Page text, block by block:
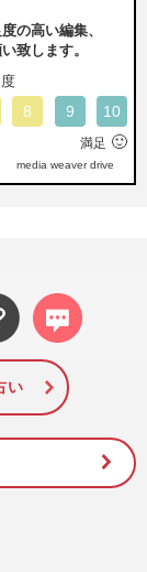
の高い編集、
致します。
8 9 10
満足 🙂
media weaver drive
コメン
ト
い